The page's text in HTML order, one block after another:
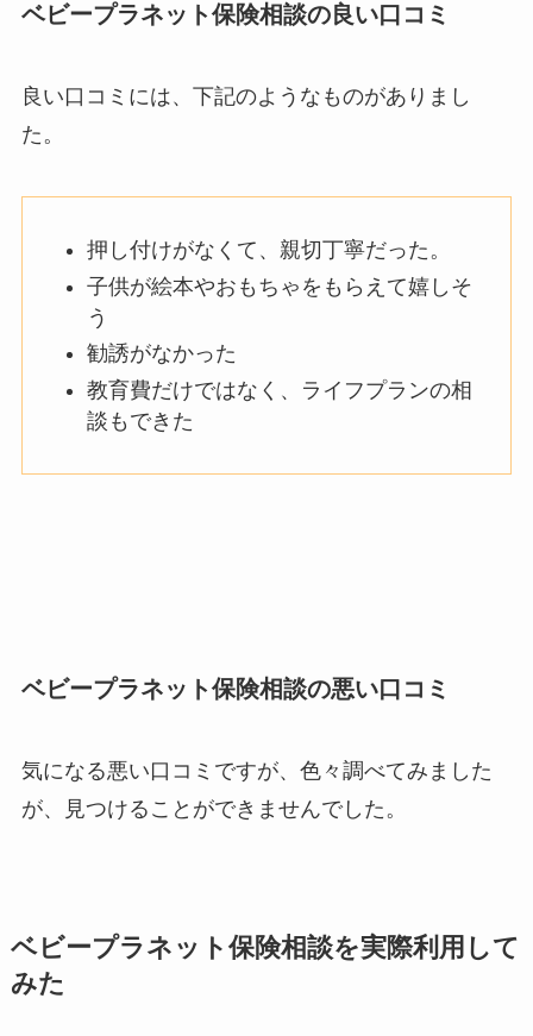
ベビープラネット保険相談の良い口コミ
良い口コミには、下記のようなものがありまし
た。
押し付けがなくて、親切丁寧だった。
子供が絵本やおもちゃをもらえて嬉しそ
う
勧誘がなかった
教育費だけではなく、ライフプランの相
談もできた
ベビープラネット保険相談の悪い口コミ
気になる悪い口コミですが、色々調べてみました
が、見つけることができませんでした。
ベビープラネット保険相談を実際利用して
みた